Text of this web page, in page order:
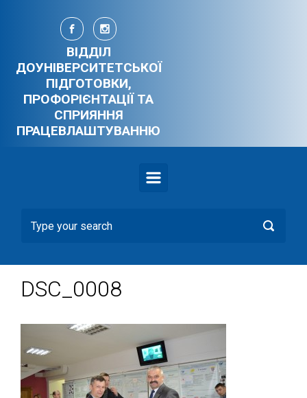
Skip to main content
ВІДДІЛ
ДОУНІВЕРСИТЕТСЬКОЇ
ПІДГОТОВКИ,
ПРОФОРІЄНТАЦІЇ ТА
СПРИЯННЯ
ПРАЦЕВЛАШТУВАННЮ
DSC_0008